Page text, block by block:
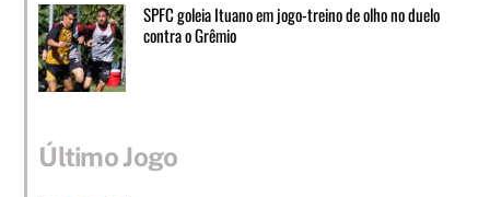
SPFC goleia Ituano em jogo-treino de olho no duelo
contra o Grêmio
Último Jogo